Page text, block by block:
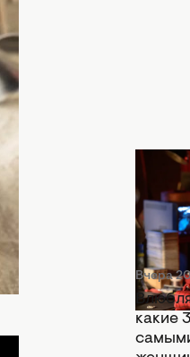
Вчера
Что
день":
Вчера
какие